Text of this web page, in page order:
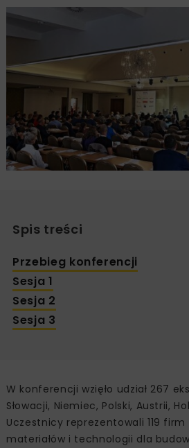
Spis treści
Przebieg konferencji
Sesja 1
Sesja 2
Sesja 3
W konferencji wzięło udział 267
Słowacji, Niemiec, Polski, Austrii,
Uczestnicy reprezentowali 119
materiałów i technologii dla